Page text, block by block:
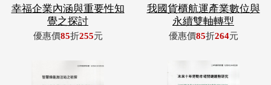
幸福企業內涵與重要性知
覺之探討
優惠價85折255元
我國貨櫃航運產業數位與
永續雙軸轉型
優惠價85折264元